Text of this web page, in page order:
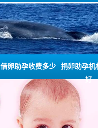
借卵助孕收费多少
捐卵助孕机
好